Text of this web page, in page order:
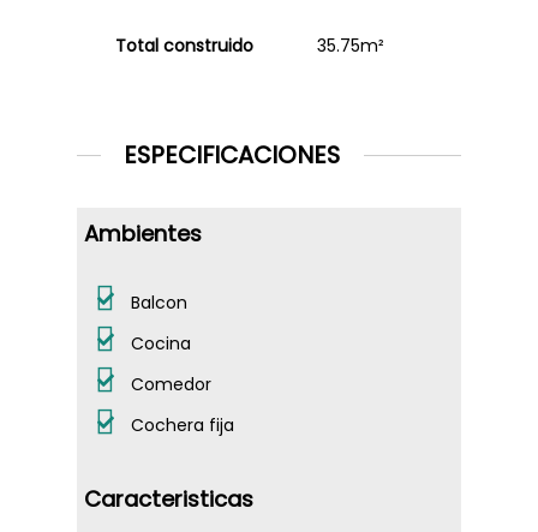
Total construido 35.75m²
ESPECIFICACIONES
Ambientes
Balcon
Cocina
Comedor
Cochera fija
Caracteristicas